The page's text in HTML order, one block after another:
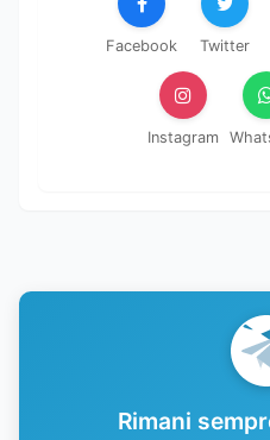
Facebook Twitter
Instagram
Rimani